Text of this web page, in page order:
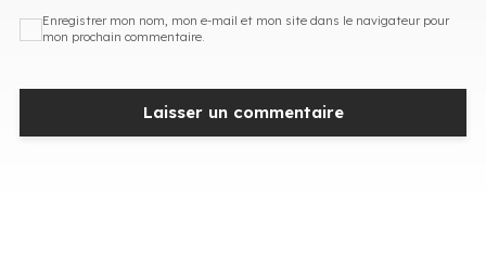
Enregistrer mon nom, mon e-mail et mon site dans le navigateur pour
mon prochain commentaire.